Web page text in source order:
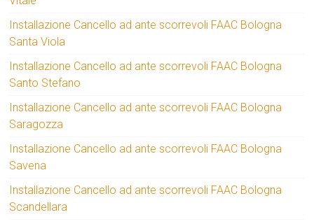
Installazione Cancello ad ante scorrevoli FAAC Bologna
Santa Viola
Installazione Cancello ad ante scorrevoli FAAC Bologna
Santo Stefano
Installazione Cancello ad ante scorrevoli FAAC Bologna
Saragozza
Installazione Cancello ad ante scorrevoli FAAC Bologna
Savena
Installazione Cancello ad ante scorrevoli FAAC Bologna
Scandellara